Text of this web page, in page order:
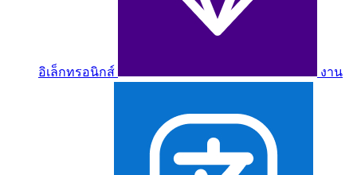
อิเล็กทรอนิกส์ งาน